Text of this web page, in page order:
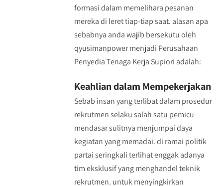
formasi dalam memelihara pesanan
mereka di leret tiap-tiap saat. alasan apa
sebabnya anda wajib bersekutu oleh
qyusimanpower menjadi Perusahaan
Penyedia Tenaga Kerja Supiori adalah:
Keahlian dalam Mempekerjakan
Sebab insan yang terlibat dalam prosedur
rekrutmen selaku salah satu pemicu
mendasar sulitnya menjumpai daya
kegiatan yang memadai. di ramai politik
partai seringkali terlihat enggak adanya
tim eksklusif yang menghandel teknik
rekrutmen. untuk menyingkirkan